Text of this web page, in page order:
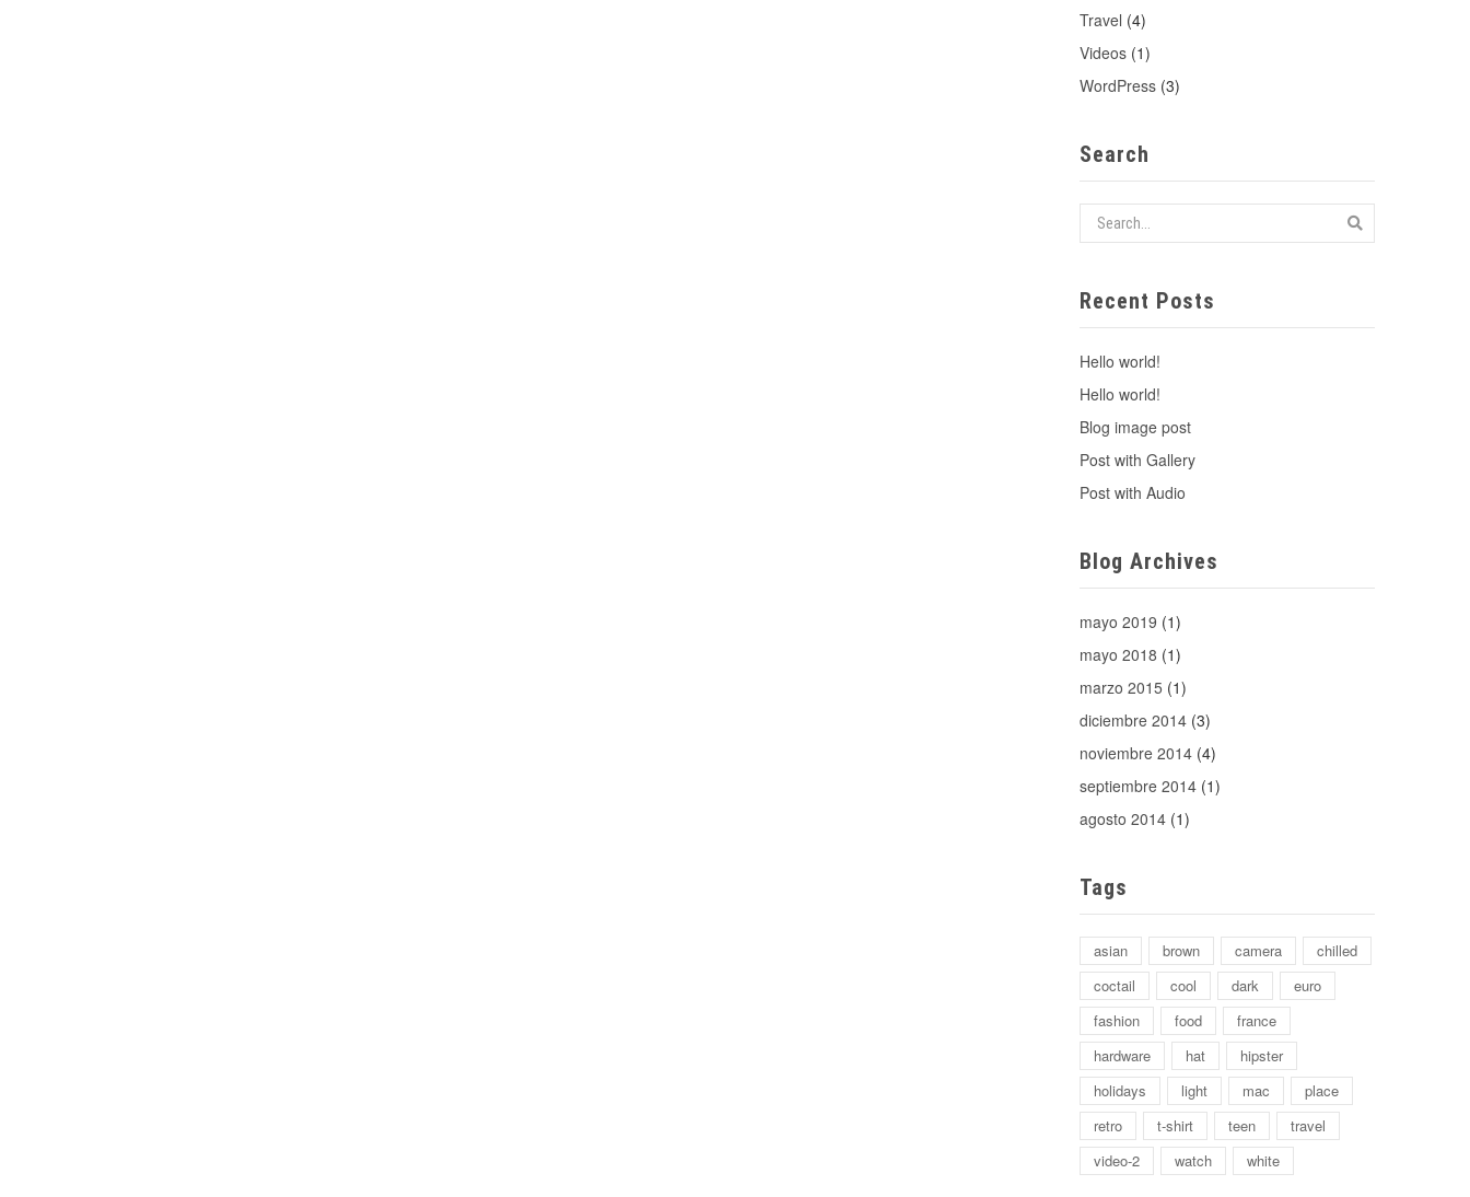
Travel (4)
Videos (1)
WordPress (3)
Search
Recent Posts
Hello world!
Hello world!
Blog image post
Post with Gallery
Post with Audio
Blog Archives
mayo 2019 (1)
mayo 2018 (1)
marzo 2015 (1)
diciembre 2014 (3)
noviembre 2014 (4)
septiembre 2014 (1)
agosto 2014 (1)
Tags
asian brown camera
chilled
coctail
cool dark
euro
fashion
food
france
hardware
hat
hipster
holidays
light mac
place
retro
t-shirt teen
travel
video-2
watch white